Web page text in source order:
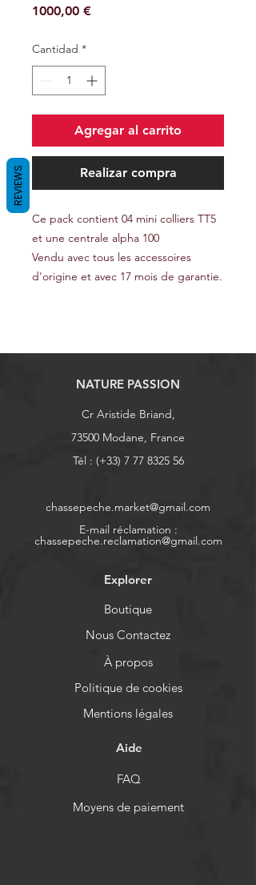
1000,00 €Precio
Cantidad *
Agregar al carrito
Realizar compra
Ce pack contient 04 mini colliers TT5
et une centrale alpha 100
Vendu avec tous les accessoires
d'origine et avec 17 mois de garantie.
NATURE PASSION
Cr Aristide Briand,
73500 Modane, France
Tél : (+33) 7 77 8325 56
chassepeche.market@gmail.com
E-mail réclamation :
chassepeche.reclamation@gmail.com
Explorer
Boutique
Nous Contactez
À propos
Politique de cookies
Mentions légales
Aide
FAQ
Moyens de paiement
REVIEWS